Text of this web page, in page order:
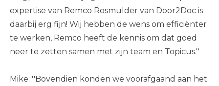
expertise van Remco Rosmulder van Door2Doc is
daarbij erg fijn! Wij hebben de wens om efficiënter
te werken, Remco heeft de kennis om dat goed
neer te zetten samen met zijn team en Topicus.''
Mike: ''Bovendien konden we voorafgaand aan het